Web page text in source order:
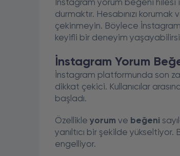
İnstagram yorum beğeni hilesi
durmaktır. Hesabınızı
çekinmeyin. Böylece
keyifli bir deneyim
İnstagram Yorum
İnstagram platformunda son
dikkat çekici. Kullanıcılar
başladı.
Özellikle yorum ve beğeni
yanıltıcı bir şekilde
engelliyor.